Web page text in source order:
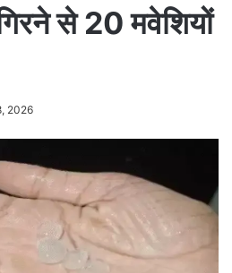
से 20 मवेशियों
2026